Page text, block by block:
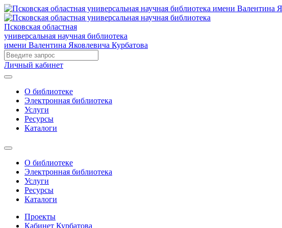
Псковская областная
универсальная научная библиотека
имени Валентина Яковлевича Курбатова
Личный кабинет
О библиотеке
Электронная библиотека
Услуги
Ресурсы
Каталоги
О библиотеке
Электронная библиотека
Услуги
Ресурсы
Каталоги
Проекты
Кабинет Курбатова